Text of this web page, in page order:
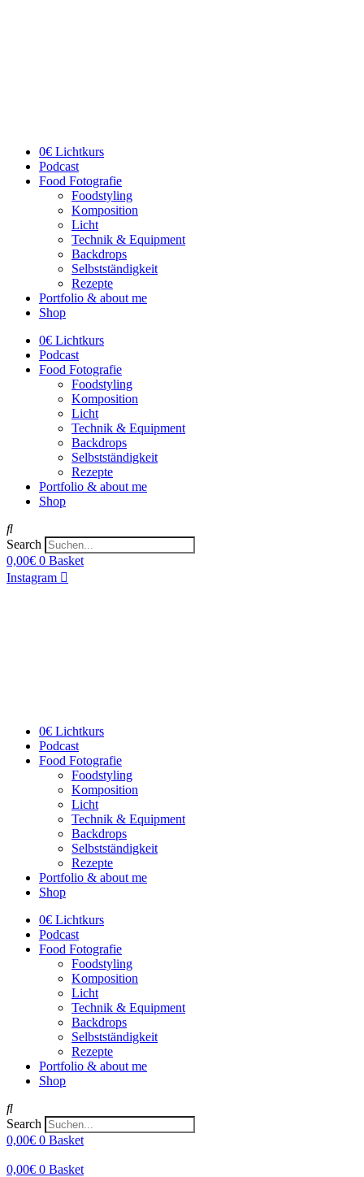
0€ Lichtkurs
Podcast
Food Fotografie
Foodstyling
Komposition
Licht
Technik & Equipment
Backdrops
Selbstständigkeit
Rezepte
Portfolio & about me
Shop
0€ Lichtkurs
Podcast
Food Fotografie
Foodstyling
Komposition
Licht
Technik & Equipment
Backdrops
Selbstständigkeit
Rezepte
Portfolio & about me
Shop
Search
0,00€ 0 Basket
Instagram
0€ Lichtkurs
Podcast
Food Fotografie
Foodstyling
Komposition
Licht
Technik & Equipment
Backdrops
Selbstständigkeit
Rezepte
Portfolio & about me
Shop
0€ Lichtkurs
Podcast
Food Fotografie
Foodstyling
Komposition
Licht
Technik & Equipment
Backdrops
Selbstständigkeit
Rezepte
Portfolio & about me
Shop
Search
0,00€ 0 Basket
0,00€ 0 Basket